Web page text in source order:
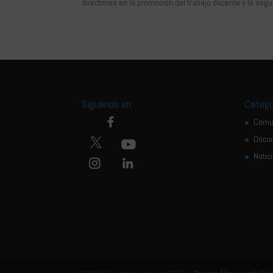
directrices en la promoción del trabajo decente y la
Síguenos en: